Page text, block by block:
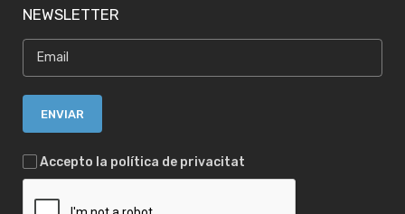
NEWSLETTER
Accepto la política de privacitat